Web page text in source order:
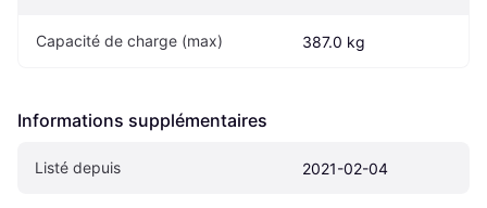
Capacité de charge (max) 387.0 kg
Informations supplémentaires
Listé depuis 2021-02-04